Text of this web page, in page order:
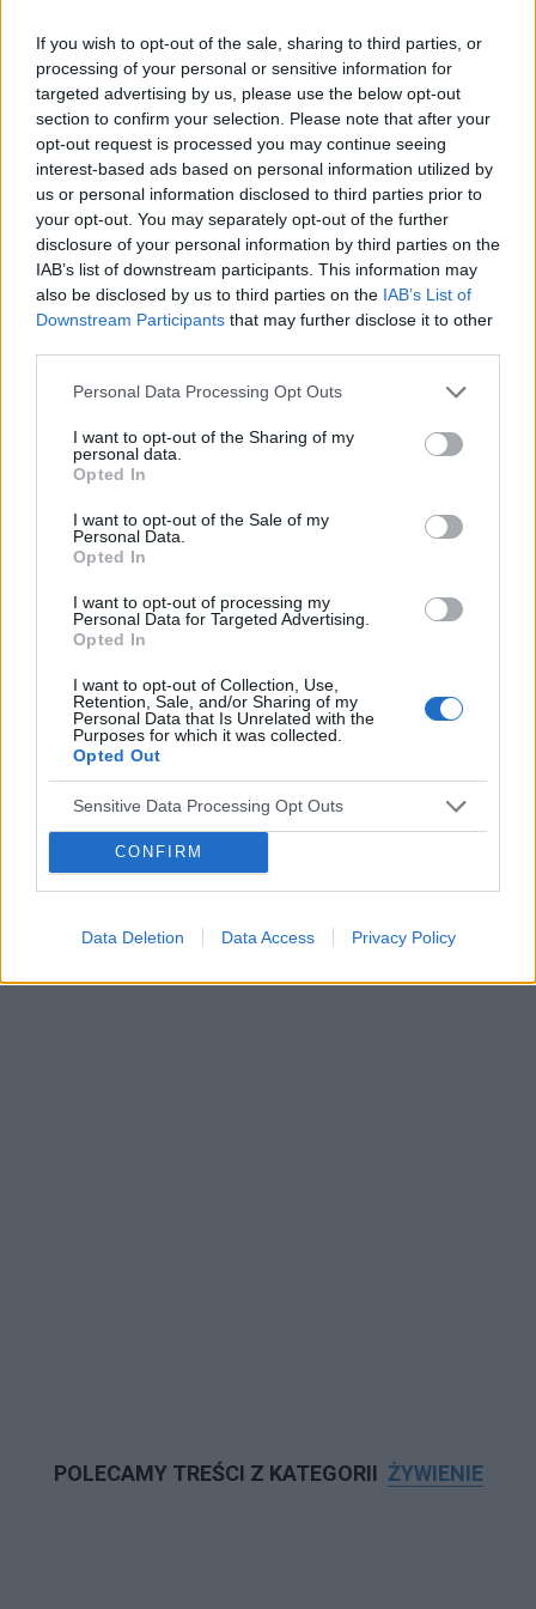
If you wish to opt-out of the sale, sharing to third parties, or
processing of your personal or sensitive information for
targeted advertising by us, please use the below opt-out
section to confirm your selection. Please note that after your
opt-out request is processed you may continue seeing
interest-based ads based on personal information utilized by
us or personal information disclosed to third parties prior to
your opt-out. You may separately opt-out of the further
disclosure of your personal information by third parties on the
IAB’s list of downstream participants. This information may
also be disclosed by us to third parties on the IAB’s List of
Downstream Participants that may further disclose it to other
Personal Data Processing Opt Outs
I want to opt-out of the Sharing of my
personal data.
Opted In
I want to opt-out of the Sale of my
Personal Data.
Opted In
I want to opt-out of processing my
Personal Data for Targeted Advertising.
Opted In
I want to opt-out of Collection, Use,
Retention, Sale, and/or Sharing of my
Personal Data that Is Unrelated with the
Purposes for which it was collected.
Opted Out
Sensitive Data Processing Opt Outs
CONFIRM
Data Deletion Data Access Privacy Policy
POWIĄZANE DYSKUSJE NA FORUM Z
KATEGORII ŻYWIENIE
gość
Forum:Żywienie dzieci
Owłosienie u dziecka 4-
letniego(dziewczynka)hypertrychoza :(
Nasza córcia miesiąc temu skończyła 4 latka jest
pokryta meszkiem na plecach, ręcach, nogach włoski
około 1cm długości, dostaliśmy skierowanie ...
POLECAMY TREŚCI Z KATEGORII ŻYWIENIE